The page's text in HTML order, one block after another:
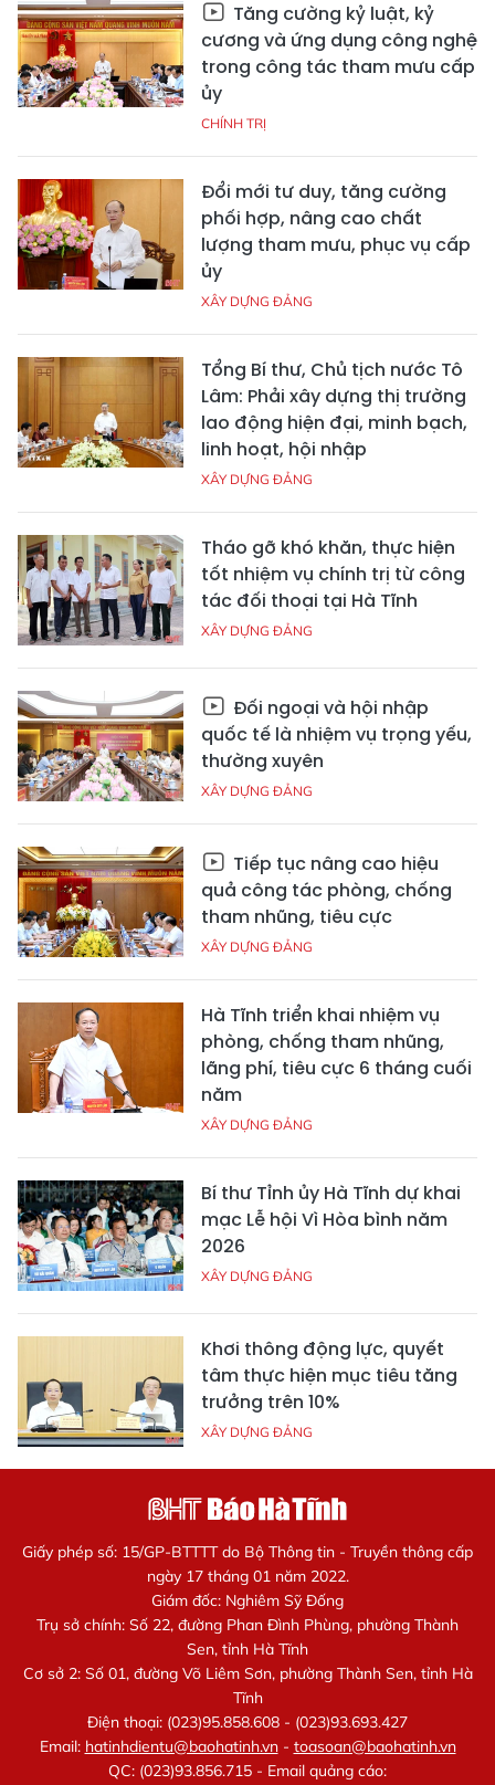
Tăng cường kỷ luật, kỷ
cương và ứng dụng công nghệ
trong công tác tham mưu cấp
ủy
CHÍNH TRỊ
Đổi mới tư duy, tăng cường
phối hợp, nâng cao chất
lượng tham mưu, phục vụ cấp
ủy
XÂY DỰNG ĐẢNG
Tổng Bí thư, Chủ tịch nước Tô
Lâm: Phải xây dựng thị trường
lao động hiện đại, minh bạch,
linh hoạt, hội nhập
XÂY DỰNG ĐẢNG
Tháo gỡ khó khăn, thực hiện
tốt nhiệm vụ chính trị từ công
tác đối thoại tại Hà Tĩnh
XÂY DỰNG ĐẢNG
Đối ngoại và hội nhập
quốc tế là nhiệm vụ trọng yếu,
thường xuyên
XÂY DỰNG ĐẢNG
Tiếp tục nâng cao hiệu
quả công tác phòng, chống
tham nhũng, tiêu cực
XÂY DỰNG ĐẢNG
Hà Tĩnh triển khai nhiệm vụ
phòng, chống tham nhũng,
lãng phí, tiêu cực 6 tháng cuối
năm
XÂY DỰNG ĐẢNG
Bí thư Tỉnh ủy Hà Tĩnh dự khai
mạc Lễ hội Vì Hòa bình năm
2026
XÂY DỰNG ĐẢNG
Khơi thông động lực, quyết
tâm thực hiện mục tiêu tăng
trưởng trên 10%
XÂY DỰNG ĐẢNG
Giấy phép số: 15/GP-BTTTT do Bộ Thông tin - Truyền thông cấp
ngày 17 tháng 01 năm 2022.
Giám đốc: Nghiêm Sỹ Đống
Trụ sở chính: Số 22, đường Phan Đình Phùng, phường Thành
Sen, tỉnh Hà Tĩnh
Cơ sở 2: Số 01, đường Võ Liêm Sơn, phường Thành Sen, tỉnh Hà
Tĩnh
Điện thoại: (023)95.858.608 - (023)93.693.427
Email: hatinhdientu@baohatinh.vn- toasoan@baohatinh.vn
QC: (023)93.856.715 - Email quảng cáo: